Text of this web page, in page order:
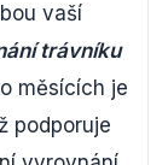
vaší
trávníku
měsících je
podporuje